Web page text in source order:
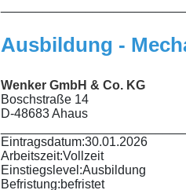
Ausbildung -
Wenker GmbH & Co. KG
Boschstraße 14
D-48683 Ahaus
Eintragsdatum:30.01.2026
Arbeitszeit:Vollzeit
Einstiegslevel:Ausbildung
Befristung:befristet